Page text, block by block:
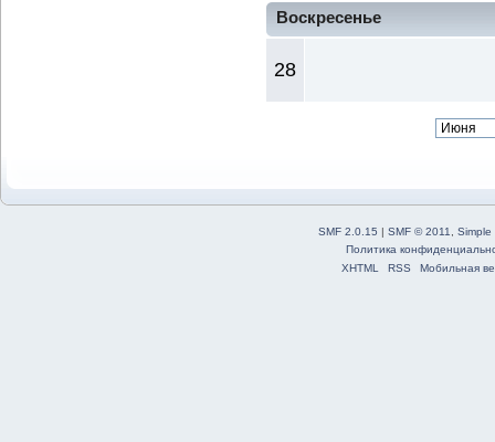
Воскресенье
28
SMF 2.0.15 | SMF © 2011, Simple
Политика
XHTML
RSS Мобильная